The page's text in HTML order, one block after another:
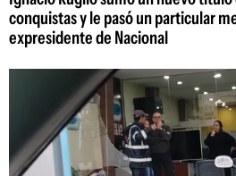
conquistas y le pasó un particular
expresidente de Nacional